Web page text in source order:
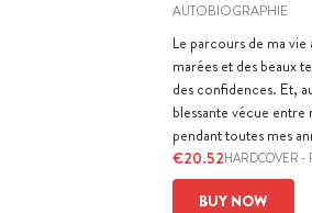
AUTOBIOGRAPHIE
Le parcours de ma
marées et des beaux
des confidences. Et,
blessante vécue entre
pendant toutes mes
€20.52HARDCOVER -
BUY NOW